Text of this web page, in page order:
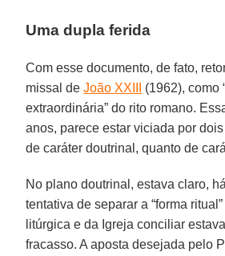
Uma dupla ferida
Com esse documento, de fato,
missal deJoão XXIII
(1962), como
extraordinária” do rito romano.
anos, parece estar viciada por
de caráter doutrinal, quanto de
No plano doutrinal, estava claro,
tentativa de separar a “forma
litúrgica e da Igreja conciliar
fracasso. A aposta desejada pelo